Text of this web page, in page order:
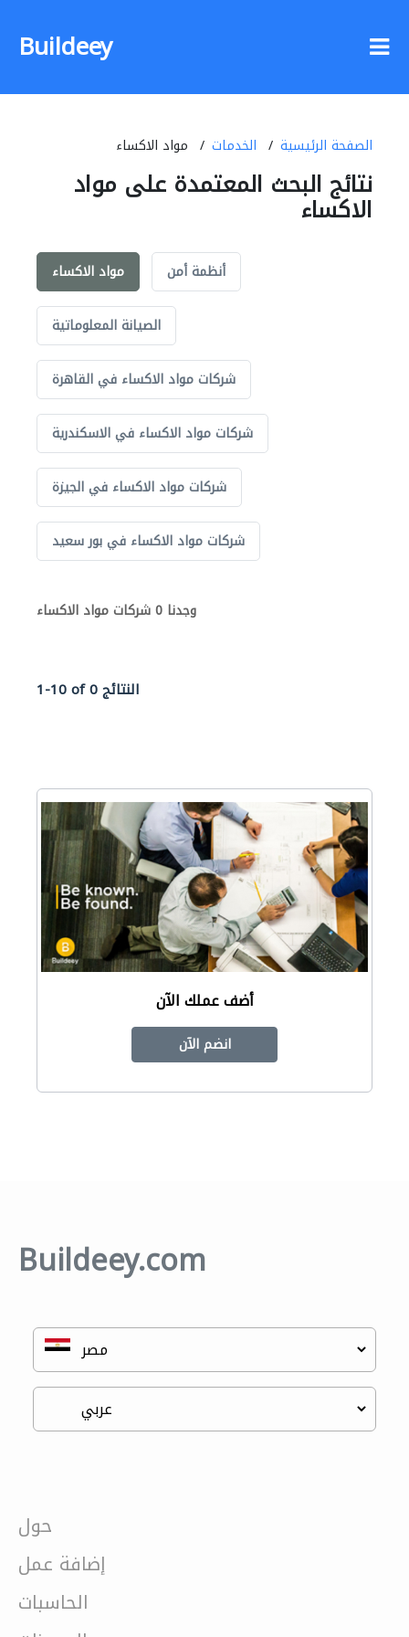
Buildeey
الصفحة الرئيسية الخدمات مواد الاكساء
نتائج البحث المعتمدة على مواد
الاكساء
مواد الاكساء أنظمة أمن
الصيانة المعلوماتية
شركات مواد الاكساء في القاهرة
شركات مواد الاكساء في الاسكندرية
شركات مواد الاكساء في الجيزة
شركات مواد الاكساء في بور سعيد
وجدنا 0 شركات مواد الاكساء
1-10 of 0 النتائج
أضف عملك الآن
انضم الآن
Buildeey.com
حول
إضافة عمل
الحاسبات